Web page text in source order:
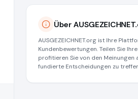
Über
AUSGEZEICHNET.org ist Ihre
Kundenbewertungen. Teilen Sie
profitieren Sie von den Meinungen
fundierte Entscheidungen zu